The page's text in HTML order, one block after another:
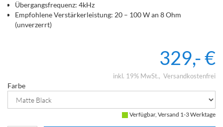
Übergangsfrequenz: 4kHz
Empfohlene Verstärkerleistung: 20 – 100 W an 8 Ohm
(unverzerrt)
329,- €
inkl. 19% MwSt. Versandkostenfrei
Farbe
Verfügbar, Versand 1-3 Werktage